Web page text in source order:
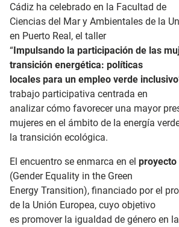
Cádiz ha celebrado en la Facultad de
Ciencias del Mar y Ambientales de la
en Puerto Real, el taller
“Impulsando la participación de las
transición energética: políticas
locales para un empleo verde inclusivo
trabajo participativa centrada en
analizar cómo favorecer una mayor
mujeres en el ámbito de la energía
la transición ecológica.
El encuentro se enmarca en el proyecto
(Gender Equality in the Green
Energy Transition), financiado por el
de la Unión Europea, cuyo objetivo
es promover la igualdad de género en